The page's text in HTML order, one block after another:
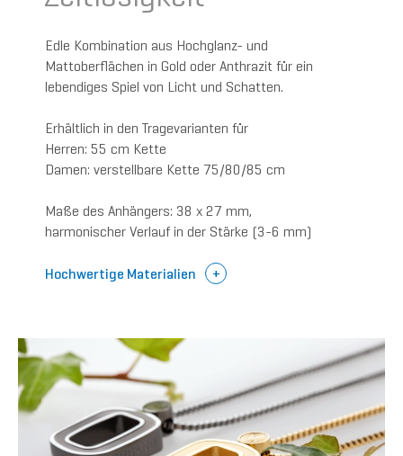
Edle Kombination aus Hochglanz- und
Mattoberflächen in Gold oder Anthrazit für ein
lebendiges Spiel von Licht und Schatten.
Erhältlich in den Tragevarianten für
Herren: 55 cm Kette
Damen: verstellbare Kette 75/80/85 cm
Maße des Anhängers: 38 x 27 mm,
harmonischer Verlauf in der Stärke (3-6 mm)
Hochwertige Materialien